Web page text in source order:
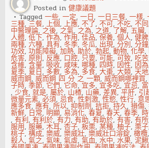
Posted in健康議題
Tagged一些,一定,一日,一日三餐,一樣,
三種,三餐,上個,上應,不了,不可,不吃,不同
中醫理論, 之後, 之氣, 之為, 之道, 了解,五臟,
人體,低下,作為,作用,佳品,保養,個人,健脾
兩種,六種,具有,冬季,冬瓜, 出現,分別,分鐘
功效,功能障礙,加熱,助於,勃起,動物,化學,
危害,原則, 反應, 口腔, 只要,可能,可致, 吃苦
含維,含量, 吸收,咸味, 哪種, 四時, 因性, 因為
夏季, 夏日, 多數, 多為, 多食,大棗,大類, 天地
威而鋼,威而鋼 四 分 之 一顆,威而鋼哪裡買
子時,季節, 它們, 它命,宜多,宜多吃,宜忌,
,少食,就是,屬於, 山楂, 山藥,差異,平肝, 引
微量元素,必須, 忌食,性刺激,性慾,性行, 意
應多食,應有,所以,抑制劑,抗拒,持久,損傷,
新鮮, 日常, 明顯,易消化,春夏,春天,春季,
,有利,有利於,有力,有助,有助於,有害,有所
服用,服藥,木耳,杏子,板栗,某種,柚子,栗子
桃子,構成,樂威,樂威壯,樂威壯口溶錠,橄欖
殺人,氣之,氣味,氣虛,氣血,水中,水果,泥鰍